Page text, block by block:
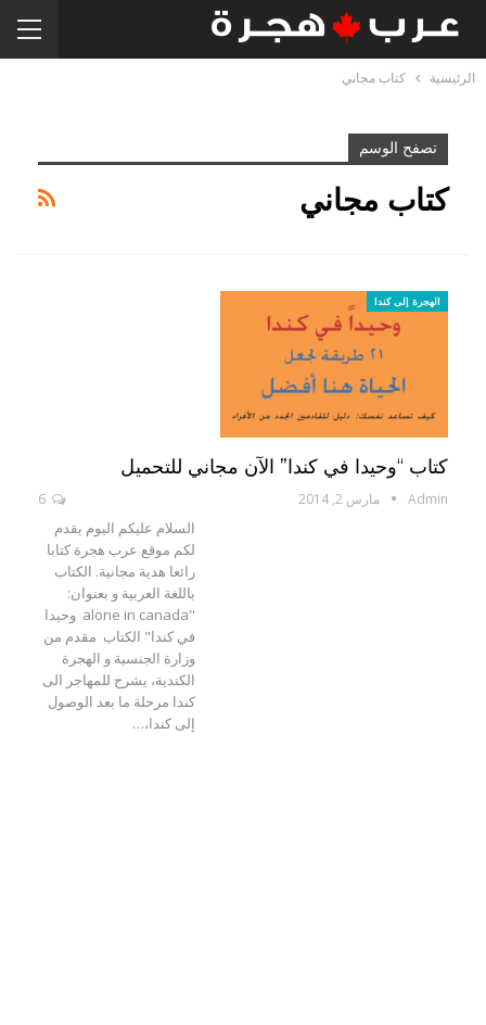
الرئيسية كتاب مجاني
تصفح الوسم
كتاب مجاني
الهجرة إلى كندا
كتاب “وحيدا في كندا” الآن مجاني للتحميل
Admin مارس 2, 2014
السلام عليكم اليوم يقدم
لكم موقع عرب هجرة كتابا
رائعا هدية مجانية. الكتاب
باللغة العربية و بعنوان:
"alone in canada وحيدا
في كندا" الكتاب مقدم من
وزارة الجنسية و الهجرة
الكندية، يشرح للمهاجر الى
كندا مرحلة ما بعد الوصول
إلى كندا،…